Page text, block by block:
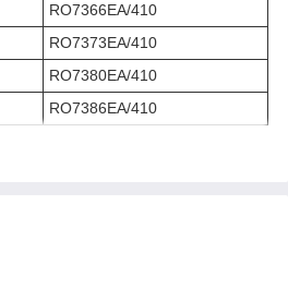
RO7366EA/410
RO7373EA/410
RO7380EA/410
RO7386EA/410